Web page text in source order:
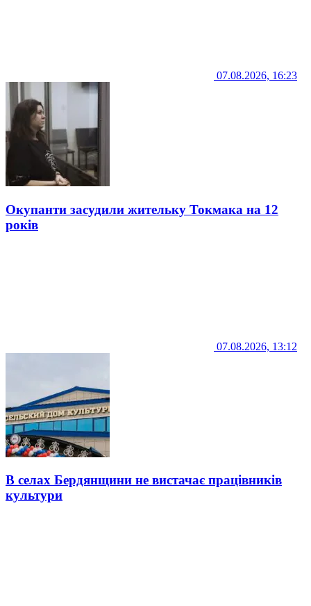
07.08.2026, 16:23
Окупанти засудили жительку Токмака на 12
років
07.08.2026, 13:12
В селах Бердянщини не вистачає працівників
культури